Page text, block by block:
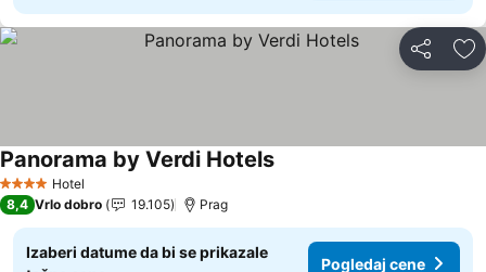
Deli
4 ZvezdiceHotel
Panorama by Verdi HotelsPogledaj cene
8,4 Vrlo dobro 19.105 Prag
Izaberi datume da bi se prikazale
Pogledaj cene